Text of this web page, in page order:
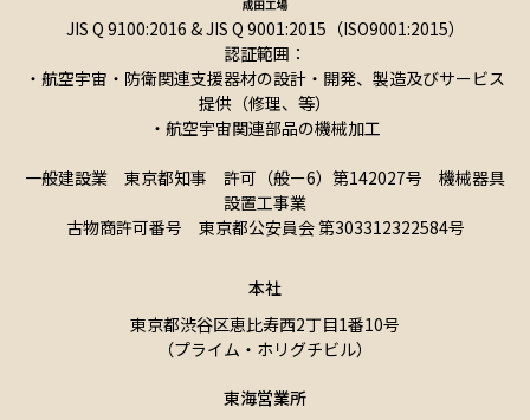
JIS Q 9100:2016 & JIS Q 9001:2015（ISO9001:2015）
認証範囲：
・航空宇宙・防衛関連支援器材の設計・開発、製造及びサービス
提供（修理、等）
・航空宇宙関連部品の機械加工
一般建設業 東京都知事 許可（般ー6）第142027号 機械器具
設置工事業
古物商許可番号 東京都公安員会 第303312322584号
本社
東京都渋谷区恵比寿西2丁目1番10号
（プライム・ホリグチビル）
東海営業所